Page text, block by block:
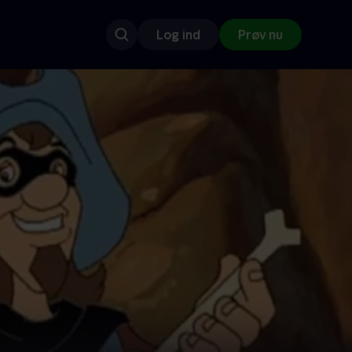
Log ind Prøv nu